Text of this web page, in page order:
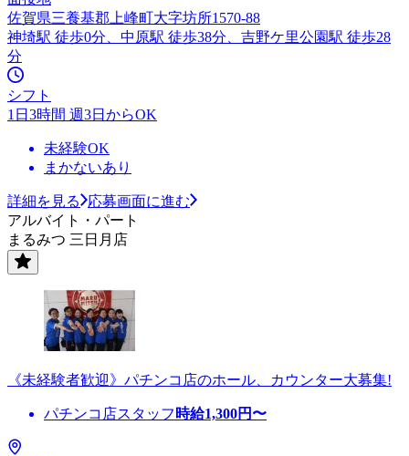
佐賀県三養基郡上峰町大字坊所1570-88
神埼駅 徒歩0分、中原駅 徒歩38分、吉野ケ里公園駅 徒歩28
分
シフト
1日3時間 週3日からOK
未経験OK
まかないあり
詳細を見る
応募画面に進む
アルバイト・パート
まるみつ 三日月店
《未経験者歓迎》パチンコ店のホール、カウンター大募集!
パチンコ店スタッフ 時給1,300円〜